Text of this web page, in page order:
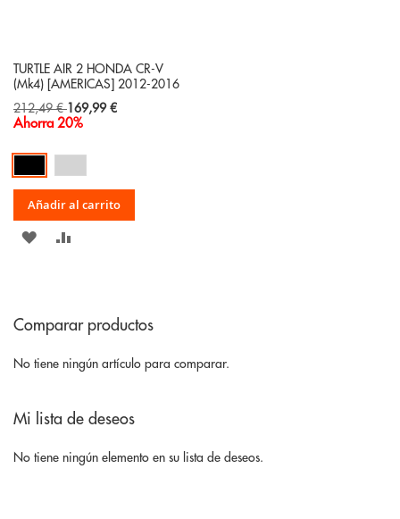
TURTLE AIR 2 HONDA CR-V
(Mk4) [AMERICAS] 2012-2016
212,49 € Special
Price
169,99 €
Ahorra 20%
Añadir al carrito
AÑADIR
LISTA
DE
Comparar productos
No tiene ningún artículo para comparar.
Mi lista de deseos
No tiene ningún elemento en su lista de deseos.